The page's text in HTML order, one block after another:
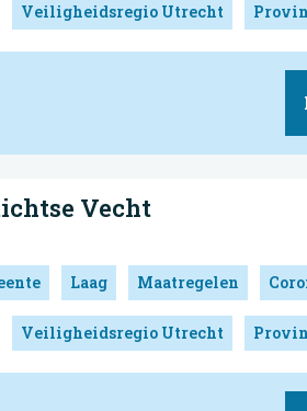
Veiligheidsregio Utrecht
Vecht
Laag Maatregelen
Veiligheidsregio Utrecht